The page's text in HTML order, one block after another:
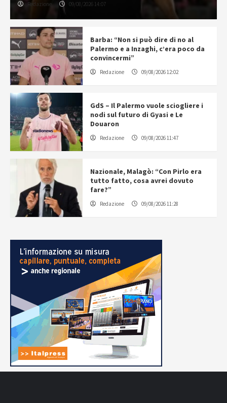
Redazione 09/08/2026 14:07
Barba: “Non si può dire di no al
Palermo e a Inzaghi, c’era poco da
convincermi”
Redazione 09/08/2026 12:02
GdS – Il Palermo vuole sciogliere i
nodi sul futuro di Gyasi e Le
Douaron
Redazione 09/08/2026 11:47
Nazionale, Malagò: “Con Pirlo era
tutto fatto, cosa avrei dovuto
fare?”
Redazione 09/08/2026 11:28